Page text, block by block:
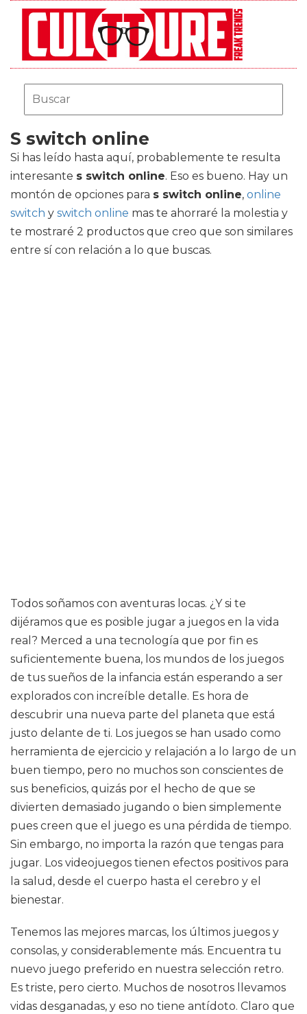
S switch online
Si has leído hasta aquí, probablemente te resulta
interesante s switch online. Eso es bueno. Hay un
montón de opciones para s switch online, online
switch y switch online mas te ahorraré la molestia y
te mostraré 2 productos que creo que son similares
entre sí con relación a lo que buscas.
Todos soñamos con aventuras locas. ¿Y si te
dijéramos que es posible jugar a juegos en la vida
real? Merced a una tecnología que por fin es
suficientemente buena, los mundos de los juegos
de tus sueños de la infancia están esperando a ser
explorados con increíble detalle. Es hora de
descubrir una nueva parte del planeta que está
justo delante de ti. Los juegos se han usado como
herramienta de ejercicio y relajación a lo largo de un
buen tiempo, pero no muchos son conscientes de
sus beneficios, quizás por el hecho de que se
divierten demasiado jugando o bien simplemente
pues creen que el juego es una pérdida de tiempo.
Sin embargo, no importa la razón que tengas para
jugar. Los videojuegos tienen efectos positivos para
la salud, desde el cuerpo hasta el cerebro y el
bienestar.
Tenemos las mejores marcas, los últimos juegos y
consolas, y considerablemente más. Encuentra tu
nuevo juego preferido en nuestra selección retro.
Es triste, pero cierto. Muchos de nosotros llevamos
vidas desganadas, y eso no tiene antídoto. Claro que